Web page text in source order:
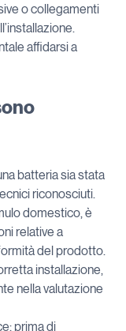
o collegamenti
affidarsi a
batteria sia stata
riconosciuti.
domestico, è
relative a
del prodotto.
installazione,
nella valutazione
prima di